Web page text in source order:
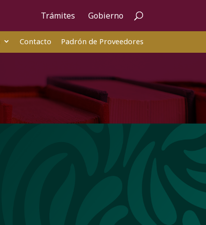
Trámites Gobierno
Contacto Padrón de Proveedores